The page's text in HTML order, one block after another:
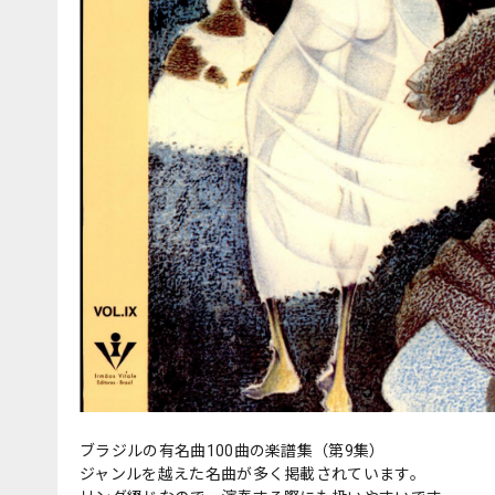
ブラジルの有名曲100曲の楽譜集（第9集）
ジャンルを越えた名曲が多く掲載されています。